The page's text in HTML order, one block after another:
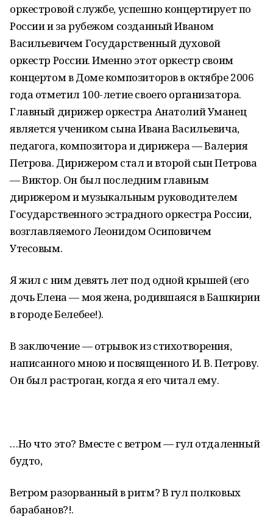
оркестровой службе, успешно концертирует по
России и за рубежом созданный Иваном
Васильевичем Государственный духовой
оркестр России. Именно этот оркестр своим
концертом в Доме композиторов в октябре 2006
года отметил 100-летие своего организатора.
Главный дирижер оркестра Анатолий Уманец
является учеником сына Ивана Васильевича,
педагога, композитора и дирижера — Валерия
Петрова. Дирижером стал и второй сын Петрова
— Виктор. Он был последним главным
дирижером и музыкальным руководителем
Государственного эстрадного оркестра России,
возглавляемого Леонидом Осиповичем
Утесовым.
Я жил с ним девять лет под одной крышей (его
дочь Елена — моя жена, родившаяся в Башкирии
в городе Белебее!).
В заключение — отрывок из стихотворения,
написанного мною и посвященного И. В. Петрову.
Он был растроган, когда я его читал ему.
…Но что это? Вместе с ветром — гул отдаленный
будто,
Ветром разорванный в ритм? В гул полковых
барабанов?!.